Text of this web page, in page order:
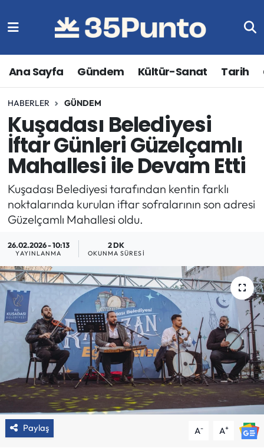
Ana Sayfa Gündem Kültür-Sanat Tarih
HABERLER GÜNDEM
Kuşadası Belediyesi
İftar Günleri Güzelçamlı
Mahallesi ile Devam Etti
Kuşadası Belediyesi tarafından kentin farklı
noktalarında kurulan iftar sofralarının son adresi
Güzelçamlı Mahallesi oldu.
26.02.2026 - 10:13
YAYINLANMA
2 DK
OKUNMA SÜRESI
Paylaş A- A+